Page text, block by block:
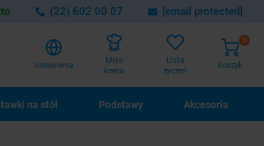
(22) 602 00 07 [email protected]
Ustawienia
Moje
konto
Lista
życzeń
Koszyk
0
na stół Podstawy Akcesoria